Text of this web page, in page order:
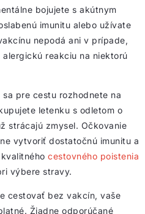
bojujete s akútnym
imunitu alebo užívate
nepodá ani v prípade,
reakciu na niektorú
pre cestu rozhodnete na
letenku s odletom o
strácajú zmysel. Očkovanie
vytvoriť dostatočnú imunitu a
cestovného poistenia
výbere stravy.
cestovať bez vakcín, vaše
Žiadne odporúčané